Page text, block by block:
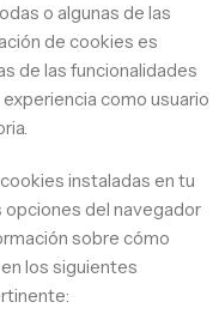
o algunas de las
de cookies es
de las funcionalidades
como usuario
instaladas en tu
opciones del navegador
sobre cómo
los siguientes